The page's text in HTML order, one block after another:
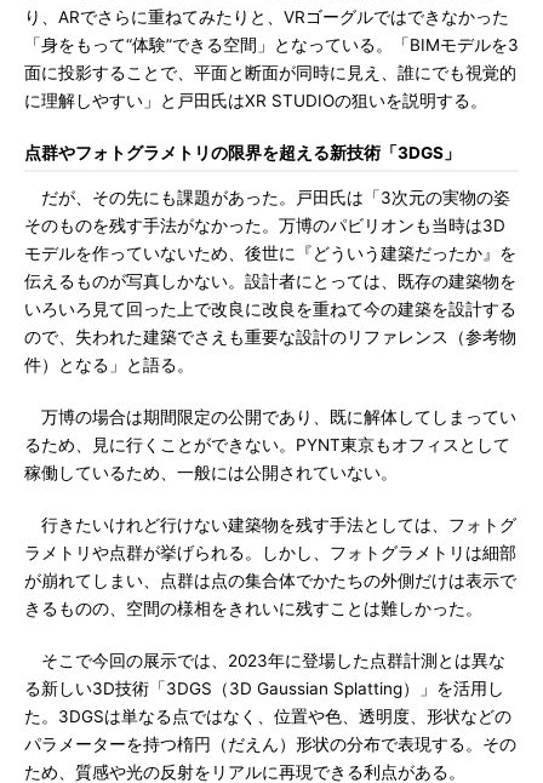
り、ARでさらに重ねてみたりと、VRゴーグルではできなかった
「身をもって“体験”できる空間」となっている。「BIMモデルを3
面に投影することで、平面と断面が同時に見え、誰にでも視覚的
に理解しやすい」と戸田氏はXR STUDIOの狙いを説明する。
点群やフォトグラメトリの限界を超える新技術「3DGS」
だが、その先にも課題があった。戸田氏は「3次元の実物の姿
そのものを残す手法がなかった。万博のパビリオンも当時は3D
モデルを作っていないため、後世に『どういう建築だったか』を
伝えるものが写真しかない。設計者にとっては、既存の建築物を
いろいろ見て回った上で改良に改良を重ねて今の建築を設計する
ので、失われた建築でさえも重要な設計のリファレンス（参考物
件）となる」と語る。
万博の場合は期間限定の公開であり、既に解体してしまってい
るため、見に行くことができない。PYNT東京もオフィスとして
稼働しているため、一般には公開されていない。
行きたいけれど行けない建築物を残す手法としては、フォトグ
ラメトリや点群が挙げられる。しかし、フォトグラメトリは細部
が崩れてしまい、点群は点の集合体でかたちの外側だけは表示で
きるものの、空間の様相をきれいに残すことは難しかった。
そこで今回の展示では、2023年に登場した点群計測とは異な
る新しい3D技術「3DGS（3D Gaussian Splatting）」を活用し
た。3DGSは単なる点ではなく、位置や色、透明度、形状などの
パラメーターを持つ楕円（だえん）形状の分布で表現する。その
ため、質感や光の反射をリアルに再現できる利点がある。